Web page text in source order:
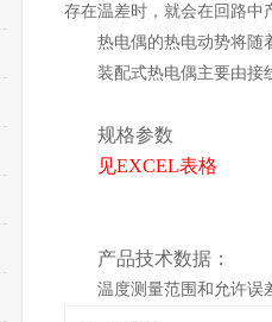
存在温差时，就会在回路
热电偶的热电动势将随
装配式热电偶主要由接
规格参数
见EXCEL表格
产品技术数据：
温度测量范围和允许误